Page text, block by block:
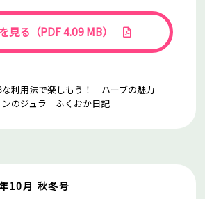
見る（PDF 4.09 MB）
な利用法で楽しもう！ ハーブの魅力
ンのジュラ ふくおか日記
10月 秋冬号